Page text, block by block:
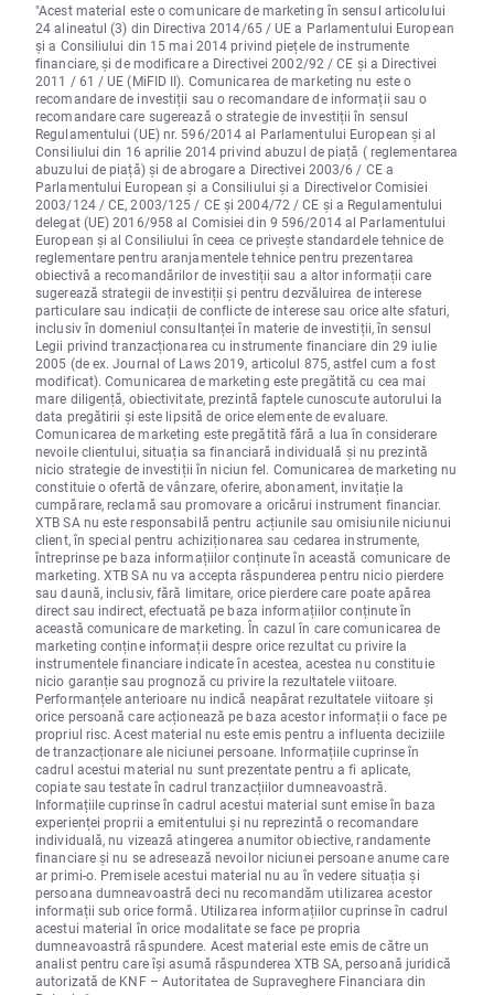
"Acest material este o comunicare de marketing în sensul articolului
24 alineatul (3) din Directiva 2014/65 / UE a Parlamentului European
și a Consiliului din 15 mai 2014 privind piețele de instrumente
financiare, și de modificare a Directivei 2002/92 / CE și a Directivei
2011 / 61 / UE (MiFID II). Comunicarea de marketing nu este o
recomandare de investiții sau o recomandare de informații sau o
recomandare care sugerează o strategie de investiții în sensul
Regulamentului (UE) nr. 596/2014 al Parlamentului European și al
Consiliului din 16 aprilie 2014 privind abuzul de piață ( reglementarea
abuzului de piață) și de abrogare a Directivei 2003/6 / CE a
Parlamentului European și a Consiliului și a Directivelor Comisiei
2003/124 / CE, 2003/125 / CE și 2004/72 / CE și a Regulamentului
delegat (UE) 2016/958 al Comisiei din 9 596/2014 al Parlamentului
European și al Consiliului în ceea ce privește standardele tehnice de
reglementare pentru aranjamentele tehnice pentru prezentarea
obiectivă a recomandărilor de investiții sau a altor informații care
sugerează strategii de investiții și pentru dezvăluirea de interese
particulare sau indicații de conflicte de interese sau orice alte sfaturi,
inclusiv în domeniul consultanței în materie de investiții, în sensul
Legii privind tranzacționarea cu instrumente financiare din 29 iulie
2005 (de ex. Journal of Laws 2019, articolul 875, astfel cum a fost
modificat). Comunicarea de marketing este pregătită cu cea mai
mare diligență, obiectivitate, prezintă faptele cunoscute autorului la
data pregătirii și este lipsită de orice elemente de evaluare.
Comunicarea de marketing este pregătită fără a lua în considerare
nevoile clientului, situația sa financiară individuală și nu prezintă
nicio strategie de investiții în niciun fel. Comunicarea de marketing nu
constituie o ofertă de vânzare, oferire, abonament, invitație la
cumpărare, reclamă sau promovare a oricărui instrument financiar.
XTB SA nu este responsabilă pentru acțiunile sau omisiunile niciunui
client, în special pentru achiziționarea sau cedarea instrumente,
întreprinse pe baza informațiilor conținute în această comunicare de
marketing. XTB SA nu va accepta răspunderea pentru nicio pierdere
sau daună, inclusiv, fără limitare, orice pierdere care poate apărea
direct sau indirect, efectuată pe baza informațiilor conținute în
această comunicare de marketing. În cazul în care comunicarea de
marketing conține informații despre orice rezultat cu privire la
instrumentele financiare indicate în acestea, acestea nu constituie
nicio garanție sau prognoză cu privire la rezultatele viitoare.
Performanțele anterioare nu indică neapărat rezultatele viitoare și
orice persoană care acționează pe baza acestor informații o face pe
propriul risc. Acest material nu este emis pentru a influenta deciziile
de tranzacționare ale niciunei persoane. Informațiile cuprinse în
cadrul acestui material nu sunt prezentate pentru a fi aplicate,
copiate sau testate în cadrul tranzacțiilor dumneavoastră.
Informațiile cuprinse în cadrul acestui material sunt emise în baza
experienței proprii a emitentului și nu reprezintă o recomandare
individuală, nu vizează atingerea anumitor obiective, randamente
financiare și nu se adresează nevoilor niciunei persoane anume care
ar primi-o. Premisele acestui material nu au în vedere situația și
persoana dumneavoastră deci nu recomandăm utilizarea acestor
informații sub orice formă. Utilizarea informațiilor cuprinse în cadrul
acestui material în orice modalitate se face pe propria
dumneavoastră răspundere. Acest material este emis de către un
analist pentru care își asumă răspunderea XTB SA, persoană juridică
autorizată de KNF – Autoritatea de Supraveghere Financiara din